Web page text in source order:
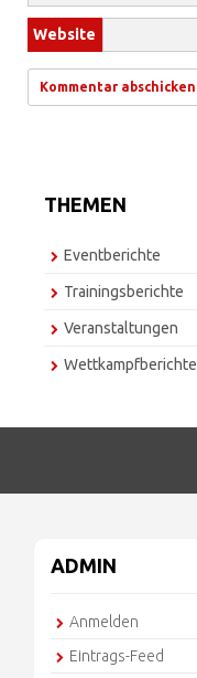
Website
THEMEN
Eventberichte
Trainingsberichte
Veranstaltungen
Wettkampfberichte
ADMIN
Anmelden
Eintrags-Feed